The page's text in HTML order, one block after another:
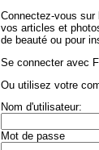
Connectez-vous sur
vos articles et
de beauté ou pour
Se connecter avec
Ou utilisez votre
Nom d'utilisateur:
Mot de passe